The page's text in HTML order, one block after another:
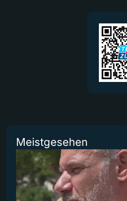
Meistgesehen